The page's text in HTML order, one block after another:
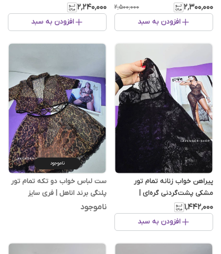
۲٬۳۰۰٬۰۰۰ ۲٬۵۰۰٬۰۰۰
افزودن به سبد
کیفیت بالا
۲٬۲۴۰٬۰۰۰
افزودن به سبد
پیراهن خواب زنانه تمام تور
مشکی پشت‌گردنی گره‌ای |
سایزبندی L تا 3XL
۱٬۴۴۲٬۰۰۰
افزودن به سبد
ناموجود
ست لباس خواب دو تکه تمام تور
پلنگی برند اناهل | فری سایز
ناموجود